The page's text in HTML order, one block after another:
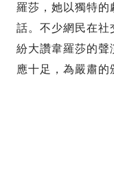
羅莎，她以獨特的
話。不少網民在社
紛大讚韋羅莎的聲
應十足，為嚴肅的